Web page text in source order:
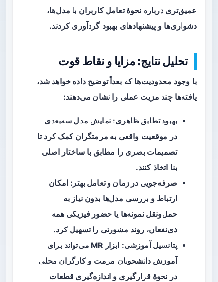
عمیق‌تری درباره نحوهٔ تعامل کاربران با مدل‌ها،
دشواری‌ها و پیشنهادهای بهبود گردآوری کردند.
تحلیل نتایج: مزایا و نقاط قوت
با وجود محدودیت‌ها که بعداً توضیح داده خواهد شد،
یافته‌ها چند مزیت عملی را نشان می‌دهند:
بهبود تطابق ظاهری: نمایش مدل سه‌بعدی
در موقعیت واقعی به مرمتگران کمک کرد تا
تصمیمات بصری را مطابق با ساختار اصلی
بنا اتخاذ کنند.
صرفه‌جویی در زمان و تعامل بهتر : امکان
ارتباط و بررسی مدل‌ها بدون نیاز به
حمل‌ونقل نمونه‌ها یا حضور فیزیکی همه
ذی‌نفعان، روند مشورتی را تسهیل کرد.
پتانسیل آموزشی
: ابزار MR می‌تواند برای
آموزش دانشجویان مرمت و کارگران محلی
در نحوهٔ قرارگیری و اندازه‌گیری قطعات